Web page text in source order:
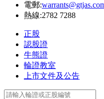
電郵:
熱線:2782 7288
正股
認股證
牛熊證
輪證教室
上市文件及公告